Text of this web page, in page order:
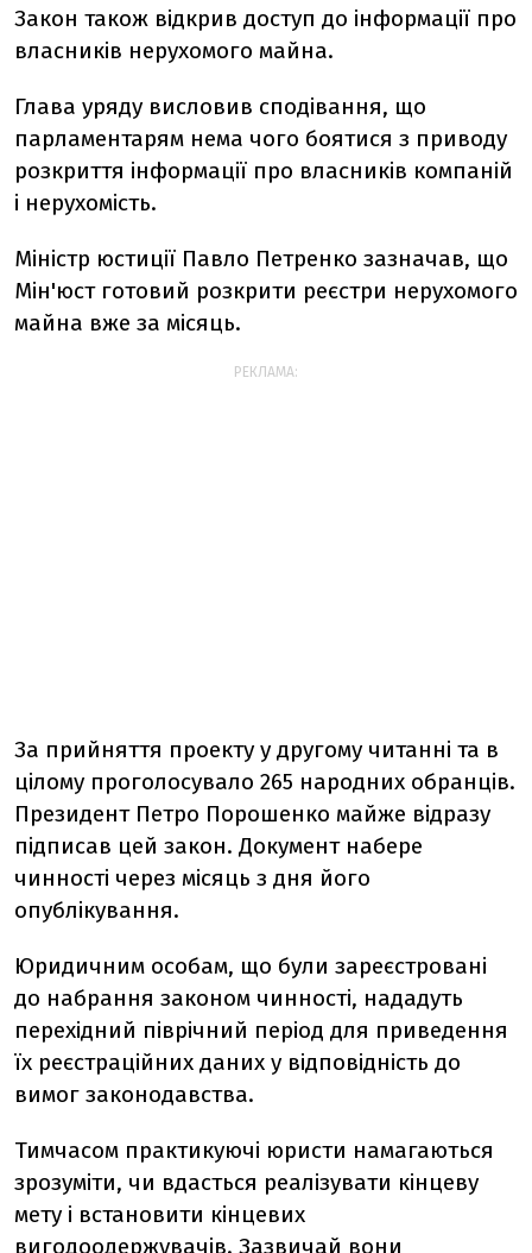
Закон також відкрив доступ до інформації про
власників нерухомого майна.
Глава уряду висловив сподівання, що
парламентарям нема чого боятися з приводу
розкриття інформації про власників компаній
і нерухомість.
Міністр юстиції Павло Петренко зазначав, що
Мін'юст готовий розкрити реєстри нерухомого
майна вже за місяць.
РЕКЛАМА:
За прийняття проекту у другому читанні та в
цілому проголосувало 265 народних обранців.
Президент Петро Порошенко майже відразу
підписав цей закон. Документ набере
чинності через місяць з дня його
опублікування.
Юридичним особам, що були зареєстровані
до набрання законом чинності, нададуть
перехідний піврічний період для приведення
їх реєстраційних даних у відповідність до
вимог законодавства.
Тимчасом практикуючі юристи намагаються
зрозуміти, чи вдасться реалізувати кінцеву
мету і встановити кінцевих
вигодоодержувачів. Зазвичай вони